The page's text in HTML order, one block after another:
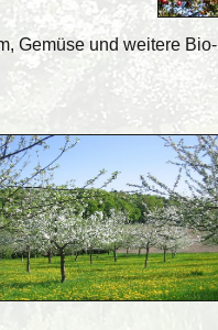
Gemüse und weitere Bio-